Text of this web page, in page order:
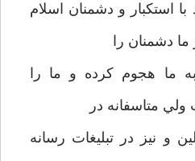
استكبار و دشمنان اسلام
دشمنان را
ما هجوم كرده و ما را
متاسفانه در
و نيز در تبليغات رسانه